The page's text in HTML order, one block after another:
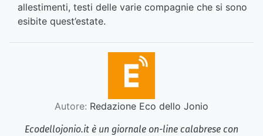
allestimenti, testi delle varie compagnie che si sono
esibite quest’estate.
Autore: Redazione Eco dello Jonio
Ecodellojonio.it è un giornale on-line calabrese con